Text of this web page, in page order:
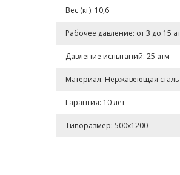
Вес (кг): 10,6
Рабочее давление: от 3 до 15
Давление испытаний: 25 атм
Материал: Нержавеющая сталь
Гарантия: 10 лет
Типоразмер: 500x1200